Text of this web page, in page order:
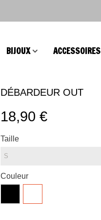
BIJOUX ACCESSOIRES
DÉBARDEUR OUT
18,90 €
Taille
Couleur